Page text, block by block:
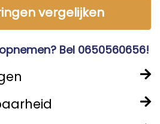
vergelijken
Bel 0650560656!